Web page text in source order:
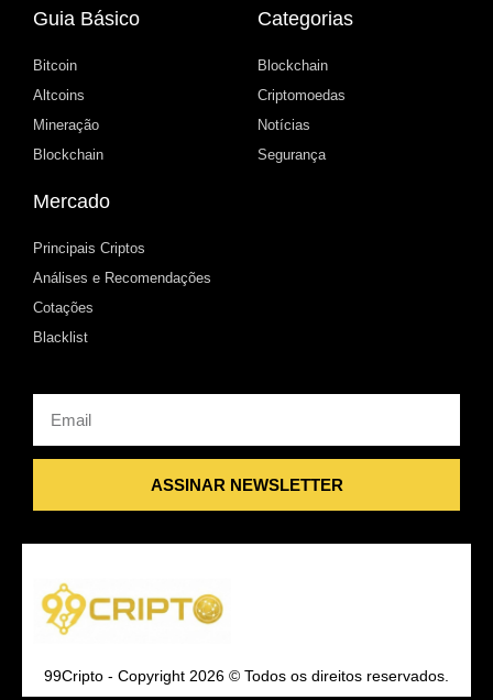
Guia Básico
Bitcoin
Altcoins
Mineração
Blockchain
Categorias
Blockchain
Criptomoedas
Notícias
Segurança
Mercado
Principais Criptos
Análises e Recomendações
Cotações
Blacklist
ASSINAR NEWSLETTER
99Cripto - Copyright 2026 © Todos os direitos reservados.